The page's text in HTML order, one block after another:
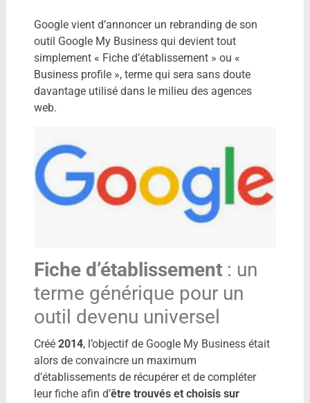
Google vient d’annoncer un rebranding de son
outil Google My Business qui devient tout
simplement « Fiche d’établissement » ou «
Business profile », terme qui sera sans doute
davantage utilisé dans le milieu des agences
web.
Fiche d’établissement: un
terme générique pour un
outil devenu universel
Créé 2014, l’objectif de Google My Business était
alors de convaincre un maximum
d’établissements de récupérer et de compléter
leur fiche afin d’être trouvés et choisis sur